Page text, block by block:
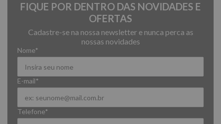
FIQUE POR DENTRO DAS NOVIDADES E
OFERTAS
Cadastre-se na nossa newsletter e nunca perca as
nossas novidades
Nome*
E-mail*
Telefone*